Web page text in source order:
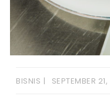
BISNIS SEPTEMBER